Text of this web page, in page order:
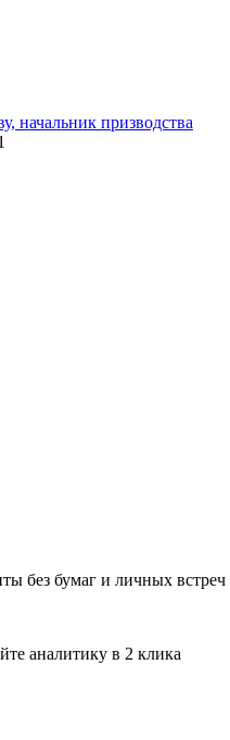
начальник призводства
без бумаг и личных встреч
аналитику в 2 клика